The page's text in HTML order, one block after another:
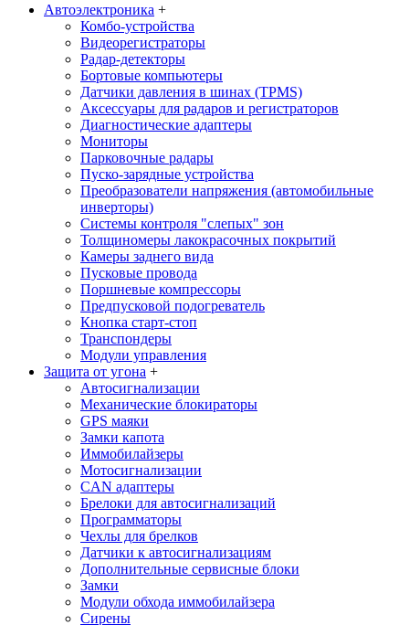
Автоэлектроника +
Комбо-устройства
Видеорегистраторы
Радар-детекторы
Бортовые компьютеры
Датчики давления в шинах (TPMS)
Аксессуары для радаров и регистраторов
Диагностические адаптеры
Мониторы
Парковочные радары
Пуско-зарядные устройства
Преобразователи напряжения (автомобильные
инверторы)
Системы контроля "слепых" зон
Толщиномеры лакокрасочных покрытий
Камеры заднего вида
Пусковые провода
Поршневые компрессоры
Предпусковой подогреватель
Кнопка старт-стоп
Транспондеры
Модули управления
Защита от угона +
Автосигнализации
Механические блoкираторы
GPS маяки
Замки капота
Иммобилайзеры
Мотосигнализации
CAN адаптеры
Брелоки для автосигнализаций
Программаторы
Чехлы для брелков
Датчики к автосигнализациям
Дополнительные сервисные блоки
Замки
Модули обхода иммобилайзера
Сирены